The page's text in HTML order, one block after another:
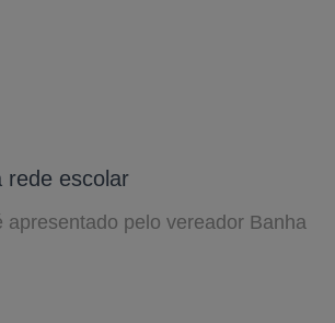
rede escolar
apresentado pelo vereador Banha